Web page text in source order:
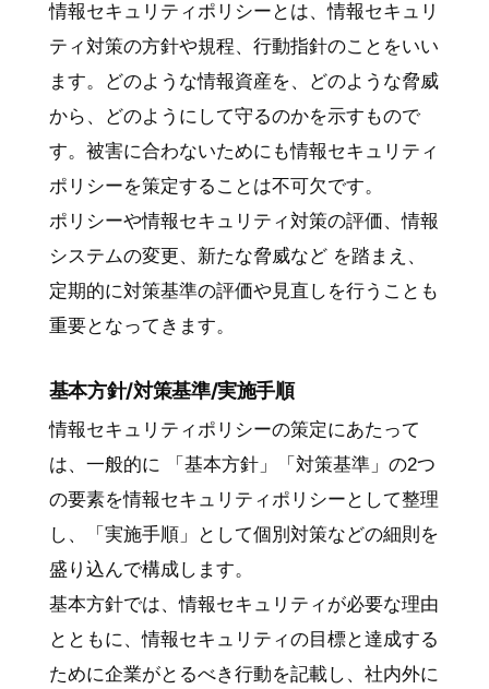
情報セキュリティポリシーとは、情報セキュリ
ティ対策の方針や規程、行動指針のことをいい
ます。どのような情報資産を、どのような脅威
から、どのようにして守るのかを示すもので
す。被害に合わないためにも情報セキュリティ
ポリシーを策定することは不可欠です。
ポリシーや情報セキュリティ対策の評価、情報
システムの変更、新たな脅威など を踏まえ、
定期的に対策基準の評価や見直しを行うことも
重要となってきます。
基本方針/対策基準/実施手順
情報セキュリティポリシーの策定にあたって
は、一般的に 「基本方針」「対策基準」の2つ
の要素を情報セキュリティポリシーとして整理
し、「実施手順」として個別対策などの細則を
盛り込んで構成します。
基本方針では、情報セキュリティが必要な理由
とともに、情報セキュリティの目標と達成する
ために企業がとるべき行動を記載し、社内外に